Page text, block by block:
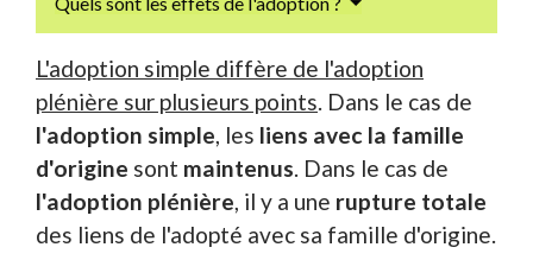
L'adoption simple diffère de l'adoption
plénière sur plusieurs points. Dans le cas de
l'adoption simple, les liens avec la famille
d'origine sont maintenus. Dans le cas de
l'adoption plénière, il y a une rupture totale
des liens de l'adopté avec sa famille d'origine.